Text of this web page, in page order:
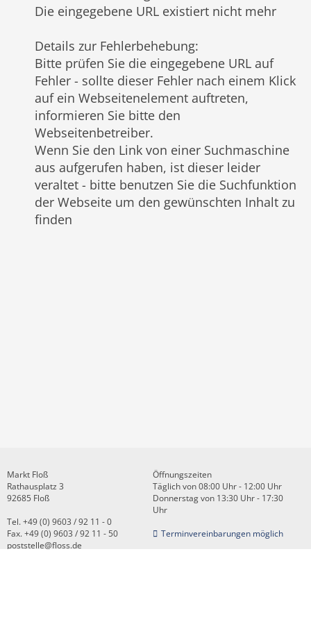
Die eingegebene URL existiert nicht mehr
Details zur Fehlerbehebung:
Bitte prüfen Sie die eingegebene URL auf
Fehler - sollte dieser Fehler nach einem Klick
auf ein Webseitenelement auftreten,
informieren Sie bitte den
Webseitenbetreiber.
Wenn Sie den Link von einer Suchmaschine
aus aufgerufen haben, ist dieser leider
veraltet - bitte benutzen Sie die Suchfunktion
der Webseite um den gewünschten Inhalt zu
finden
Markt Floß
Rathausplatz 3
92685 Floß
Tel. +49 (0) 9603 / 92 11 - 0
Fax. +49 (0) 9603 / 92 11 - 50
poststelle@floss.de
Öffnungszeiten
Täglich von 08:00 Uhr - 12:00 Uhr
Donnerstag von 13:30 Uhr - 17:30
Uhr
Terminvereinbarungen möglich